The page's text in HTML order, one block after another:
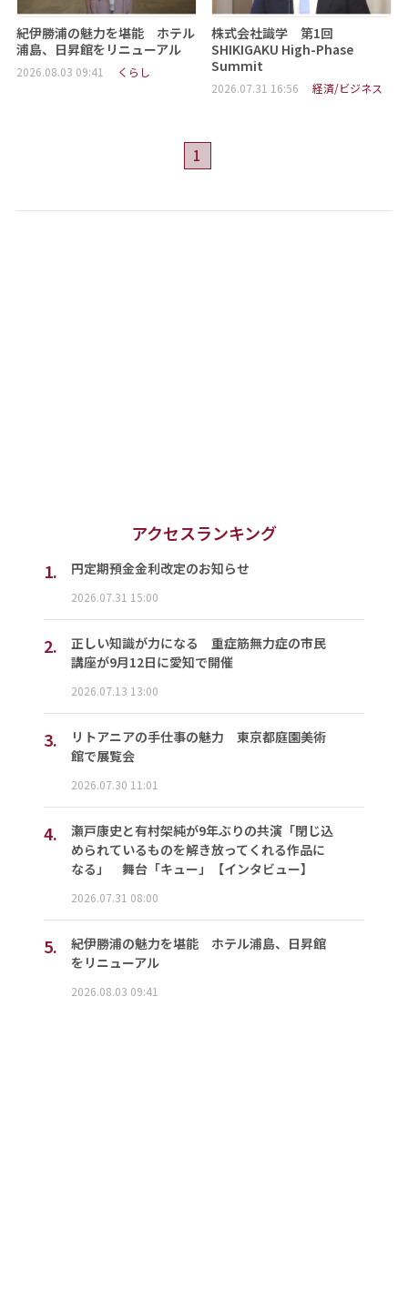
紀伊勝浦の魅力を堪能 ホテル
浦島、日昇館をリニューアル
2026.08.03 09:41 くらし
株式会社識学 第1回
SHIKIGAKU High-Phase
Summit
2026.07.31 16:56 経済/ビジネス
1
アクセスランキング
1.
円定期預金金利改定のお知らせ
2026.07.31 15:00
2.
正しい知識が力になる 重症筋無力症の市民
講座が9月12日に愛知で開催
2026.07.13 13:00
3.
リトアニアの手仕事の魅力 東京都庭園美術
館で展覧会
2026.07.30 11:01
4.
瀬戸康史と有村架純が9年ぶりの共演「閉じ込
められているものを解き放ってくれる作品に
なる」 舞台「キュー」【インタビュー】
2026.07.31 08:00
5.
紀伊勝浦の魅力を堪能 ホテル浦島、日昇館
をリニューアル
2026.08.03 09:41